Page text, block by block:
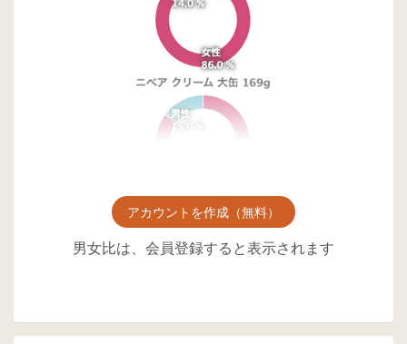
アカウントを作成（無料）
男女比は、会員登録すると表示されます